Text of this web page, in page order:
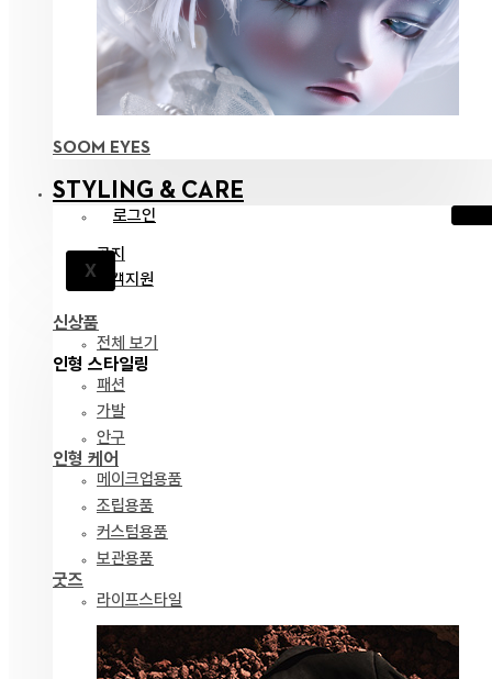
SOOM EYES
STYLING & CARE
로그인
X
공지
고객지원
신상품
전체 보기
인형 스타일링
패션
가발
안구
인형 케어
메이크업용품
조립용품
커스텀용품
보관용품
굿즈
라이프스타일